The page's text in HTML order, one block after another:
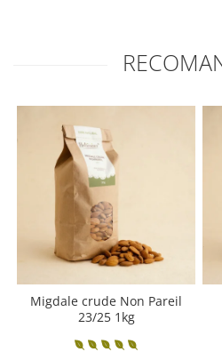
Migdale crude Non Pareil
23/25 1kg